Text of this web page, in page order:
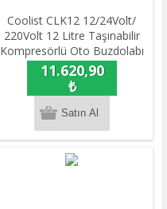
Coolist CLK12 12/24Volt/
220Volt 12 Litre Taşınabilir
Kompresörlü Oto Buzdolabı
11.620,90
₺